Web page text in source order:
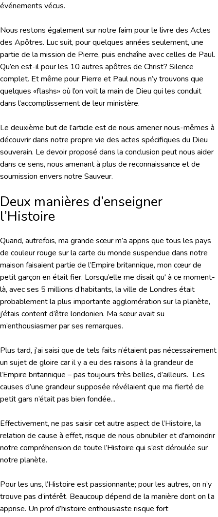
événements vécus.
Nous restons également sur notre faim pour le livre des Actes
des Apôtres. Luc suit, pour quelques années seulement, une
partie de la mission de Pierre, puis enchaîne avec celles de Paul.
Qu’en est-il pour les 10 autres apôtres de Christ? Silence
complet. Et même pour Pierre et Paul nous n’y trouvons que
quelques «flashs» où l’on voit la main de Dieu qui les conduit
dans l’accomplissement de leur ministère.
Le deuxième but de l’article est de nous amener nous-mêmes à
découvrir dans notre propre vie des actes spécifiques du Dieu
souverain. Le devoir proposé dans la conclusion peut nous aider
dans ce sens, nous amenant à plus de reconnaissance et de
soumission envers notre Sauveur.
Deux manières d’enseigner
l’Histoire
Quand, autrefois, ma grande sœur m’a appris que tous les pays
de couleur rouge sur la carte du monde suspendue dans notre
maison faisaient partie de l’Empire britannique, mon cœur de
petit garçon en était fier. Lorsqu’elle me disait qu' à ce moment-
là, avec ses 5 millions d’habitants, la ville de Londres était
probablement la plus importante agglomération sur la planète,
j’étais content d’être londonien. Ma sœur avait su
m’enthousiasmer par ses remarques.
Plus tard, j’ai saisi que de tels faits n’étaient pas nécessairement
un sujet de gloire car il y a eu des raisons à la grandeur de
l’Empire britannique – pas toujours très belles, d’ailleurs. Les
causes d’une grandeur supposée révélaient que ma fierté de
petit gars n’était pas bien fondée...
Effectivement, ne pas saisir cet autre aspect de l’Histoire, la
relation de cause à effet, risque de nous obnubiler et d'amoindrir
notre compréhension de toute l’Histoire qui s’est déroulée sur
notre planète.
Pour les uns, l’Histoire est passionnante; pour les autres, on n’y
trouve pas d’intérêt. Beaucoup dépend de la manière dont on l’a
apprise. Un prof d’histoire enthousiaste risque fort